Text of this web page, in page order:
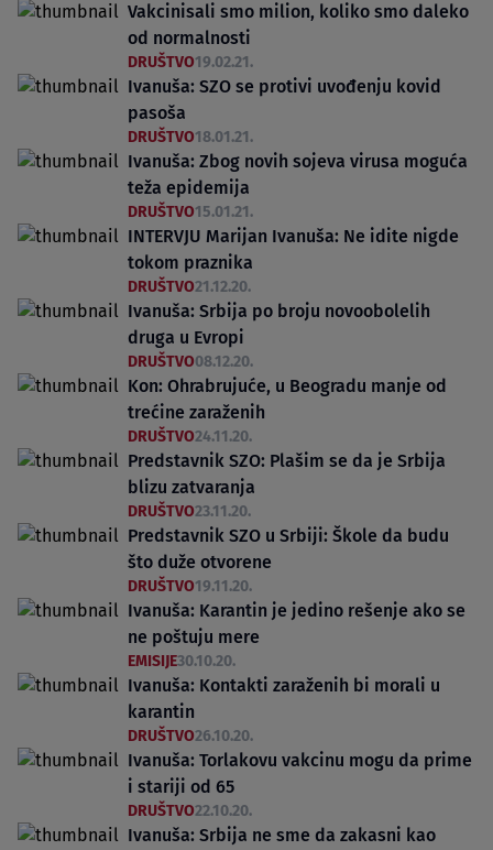
Vakcinisali smo milion, koliko smo daleko
od normalnosti
DRUŠTVO19.02.21.
Ivanuša: SZO se protivi uvođenju kovid
pasoša
DRUŠTVO18.01.21.
Ivanuša: Zbog novih sojeva virusa moguća
teža epidemija
DRUŠTVO15.01.21.
INTERVJU Marijan Ivanuša: Ne idite nigde
tokom praznika
DRUŠTVO21.12.20.
Ivanuša: Srbija po broju novoobolelih
druga u Evropi
DRUŠTVO08.12.20.
Kon: Ohrabrujuće, u Beogradu manje od
trećine zaraženih
DRUŠTVO24.11.20.
Predstavnik SZO: Plašim se da je Srbija
blizu zatvaranja
DRUŠTVO23.11.20.
Predstavnik SZO u Srbiji: Škole da budu
što duže otvorene
DRUŠTVO19.11.20.
Ivanuša: Karantin je jedino rešenje ako se
ne poštuju mere
EMISIJE30.10.20.
Ivanuša: Kontakti zaraženih bi morali u
karantin
DRUŠTVO26.10.20.
Ivanuša: Torlakovu vakcinu mogu da prime
i stariji od 65
DRUŠTVO22.10.20.
Ivanuša: Srbija ne sme da zakasni kao